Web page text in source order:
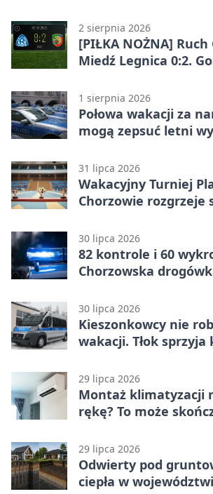
2 sierpnia 2026
[PIŁKA NOŻNA] Ruch
Miedź Legnica 0:2.
1 sierpnia 2026
Połowa wakacji za
mogą zepsuć letni
31 lipca 2026
Wakacyjny Turniej
Chorzowie rozgrzeje
30 lipca 2026
82 kontrole i 60
Chorzowska
30 lipca 2026
Kieszonkowcy nie
wakacji. Tłok sprzyja
29 lipca 2026
Montaż klimatyzacji
rękę? To może
29 lipca 2026
Odwierty pod
ciepła w